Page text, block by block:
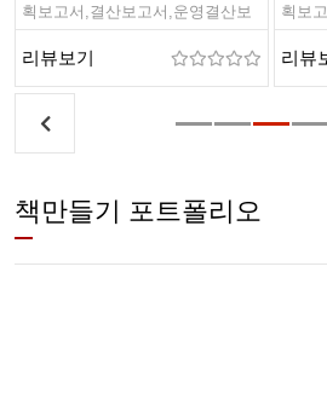
획보고서,결산보고서,운영결산보
고서,경영전략보고서,사업계획서,
사업제안서,제본,계획서,제출문,표
리뷰보기
획보
고서,
사업
리뷰
책만들기 포트폴리오